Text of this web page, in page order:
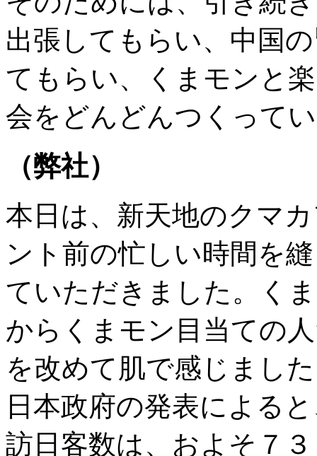
出張してもらい、中国
てもらい、くまモンと
会をどんどんつくって
（弊社）
本日は、新天地のクマ
ント前の忙しい時間を
ていただきました。く
からくまモン目当ての
を改めて肌で感じまし
日本政府の発表による
訪日客数は、およそ７